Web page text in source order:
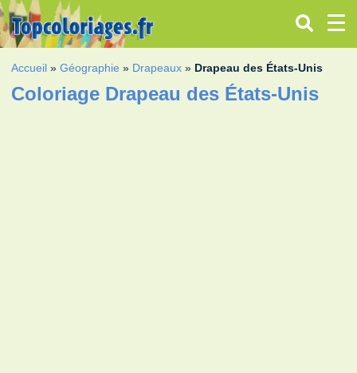
Accueil »Géographie » Drapeaux » Drapeau des États-Unis
Coloriage Drapeau des États-Unis